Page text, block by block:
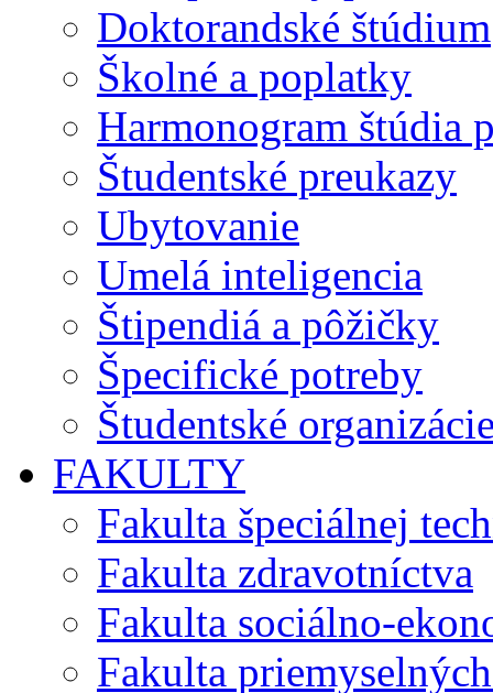
Doktorandské štúdium
Školné a poplatky
Harmonogram štúdia
Študentské preukazy
Ubytovanie
Umelá inteligencia
Štipendiá a pôžičky
Špecifické potreby
Študentské
FAKULTY
Fakulta špeciálnej
Fakulta zdravotníctva
Fakulta sociálno-
Fakulta